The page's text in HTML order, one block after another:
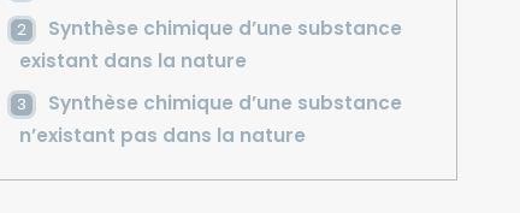
Synthèse chimique d’une substance
existant dans la nature
Synthèse chimique d’une substance
n’existant pas dans la nature